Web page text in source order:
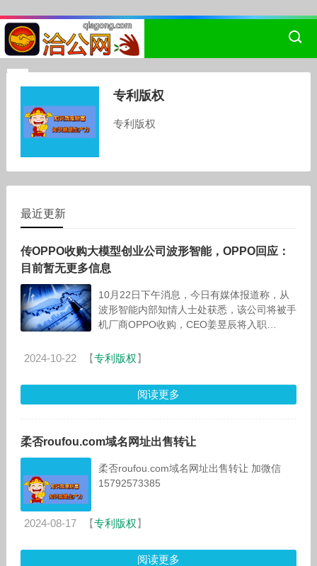
专利版权
专利版权
最近更新
传OPPO收购大模型创业公司波形智能，OPPO回应：
目前暂无更多信息
10月22日下午消息，今日有媒体报道称，从
波形智能内部知情人士处获悉，该公司将被手
机厂商OPPO收购，CEO姜昱辰将入职
目前暂无更多信息。
2024-10-22 【专利版权】
阅读更多
柔否roufou.com域名网址出售转让
柔否roufou.com域名网址出售转让 加微信
15792573385
2024-08-17 【专利版权】
阅读更多